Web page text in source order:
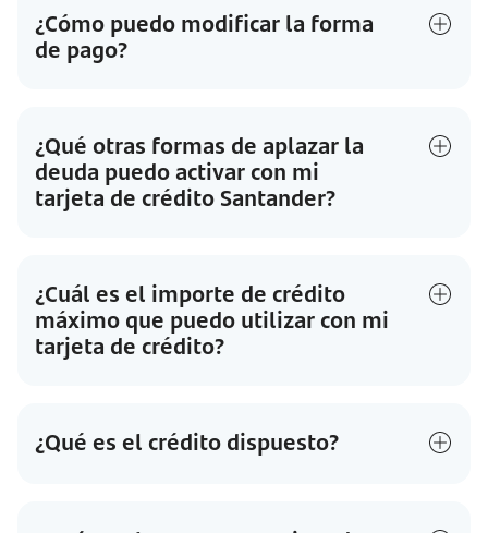
¿Cómo puedo modificar la forma
de pago?
¿Qué otras formas de aplazar la
deuda puedo activar con mi
tarjeta de crédito Santander?
¿Cuál es el importe de crédito
máximo que puedo utilizar con mi
tarjeta de crédito?
¿Qué es el crédito dispuesto?